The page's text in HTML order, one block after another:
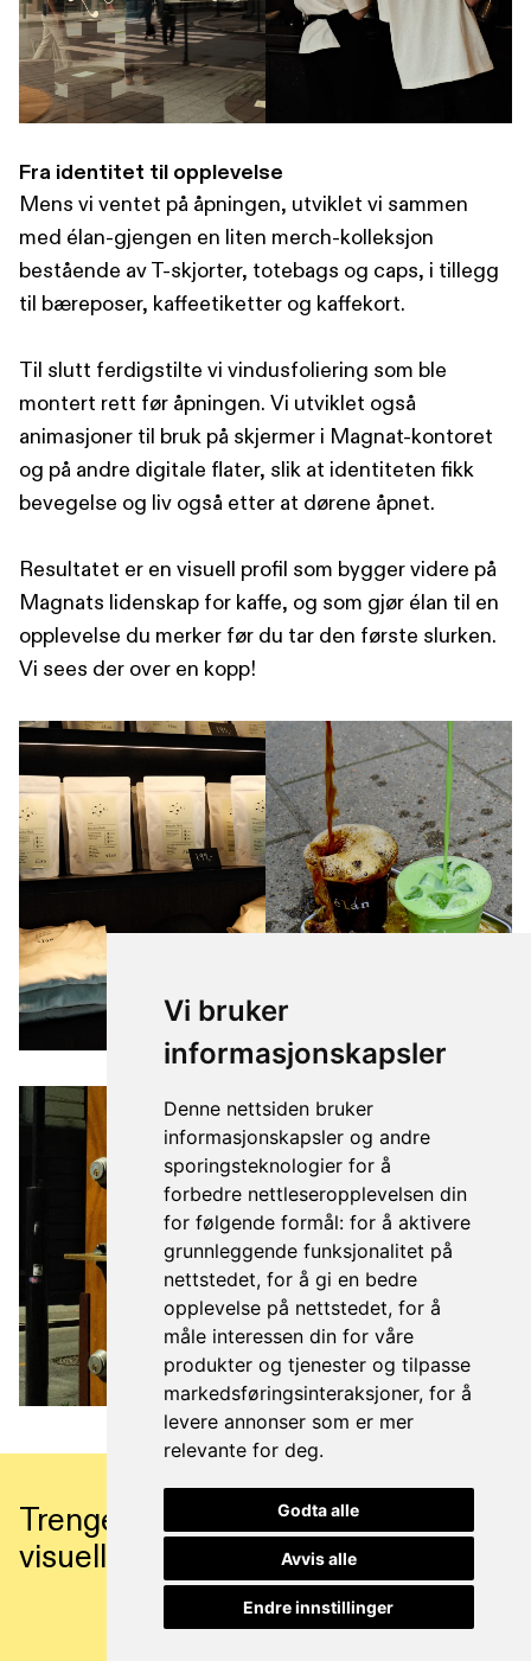
Vi bruker
informasjonskapsler
Denne nettsiden bruker
informasjonskapsler og andre
sporingsteknologier for å
forbedre nettleseropplevelsen din
for følgende formål: for å aktivere
grunnleggende funksjonalitet på
nettstedet, for å gi en bedre
opplevelse på nettstedet, for å
måle interessen din for våre
produkter og tjenester og tilpasse
markedsføringsinteraksjoner, for å
levere annonser som er mer
relevante for deg.
Godta alle
Avvis alle
Endre innstillinger
Fra identitet til opplevelse
Mens vi ventet på åpningen, utviklet vi sammen
med élan-gjengen en liten merch-kolleksjon
bestående av T-skjorter, totebags og caps, i tillegg
til bæreposer, kaffeetiketter og kaffekort.
Til slutt ferdigstilte vi vindusfoliering som ble
montert rett før åpningen. Vi utviklet også
animasjoner til bruk på skjermer i Magnat-kontoret
og på andre digitale flater, slik at identiteten fikk
bevegelse og liv også etter at dørene åpnet.
Resultatet er en visuell profil som bygger videre på
Magnats lidenskap for kaffe, og som gjør élan til en
opplevelse du merker før du tar den første slurken.
Vi sees der over en kopp!
Trenger du hjelp til å utvikle en
visuell identitet?
Ta kontakt med Henriette ->